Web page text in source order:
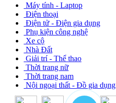
Máy tính - Laptop
Điện thoại
Điện tử - Điện gia dụng
Phụ kiện công nghệ
Xe cộ
Nhà Đất
Giải trí - Thể thao
Thời trang nữ
Thời trang nam
Nội ngoại thất - Đồ gia dụng